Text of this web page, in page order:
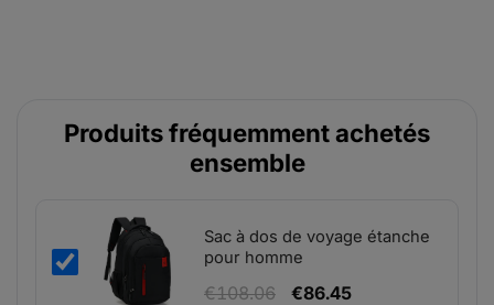
Produits fréquemment achetés
ensemble
Sac à dos de voyage étanche
pour homme
€108.06
Le
€86.45Le